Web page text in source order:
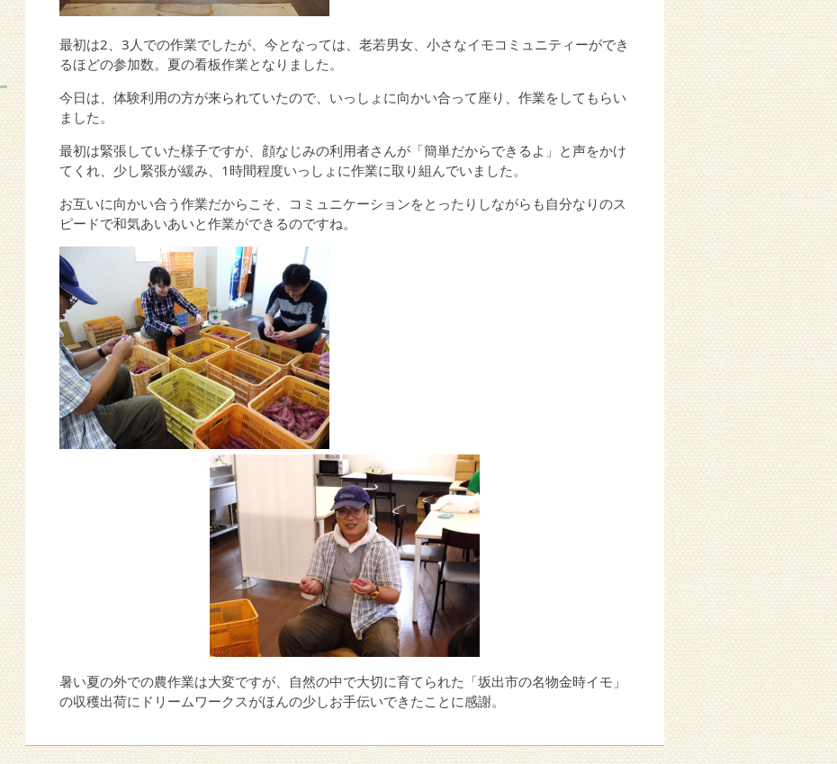
最初は2、3人での作業でしたが、今となっては、老若男女、小さなイモコミュニティーができ
るほどの参加数。夏の看板作業となりました。
今日は、体験利用の方が来られていたので、いっしょに向かい合って座り、作業をしてもらい
ました。
最初は緊張していた様子ですが、顔なじみの利用者さんが「簡単だからできるよ」と声をかけ
てくれ、少し緊張が緩み、1時間程度いっしょに作業に取り組んでいました。
お互いに向かい合う作業だからこそ、コミュニケーションをとったりしながらも自分なりのス
ピードで和気あいあいと作業ができるのですね。
暑い夏の外での農作業は大変ですが、自然の中で大切に育てられた「坂出市の名物金時イモ」
の収穫出荷にドリームワークスがほんの少しお手伝いできたことに感謝。